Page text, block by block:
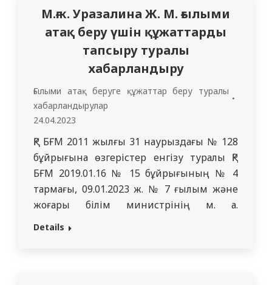
М.ғ.к. Уразалина Ж. М. ғылыми
атақ беру үшін құжаттарды
тапсыру туралы
хабарландыру
Ғылыми атақ беруге құжаттар беру туралы
хабарландырулар
24.04.2023
ҚР БҒМ 2011 жылғы 31 наурыздағы № 128
бұйрығына өзгерістер енгізу туралы ҚР
БҒМ 2019.01.16 № 15 бұйрығының № 4
тармағы, 09.01.2023 ж. № 7 ғылым және
жоғары білім министрінің м. а.
Бұйрығының ережесін толықтыруына
Details